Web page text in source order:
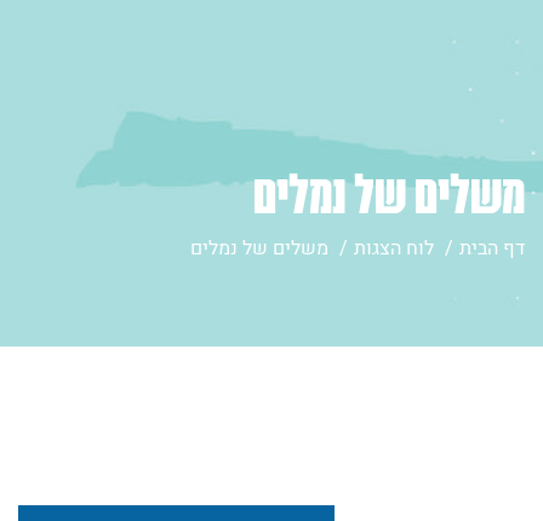
משלים של נמלים
דף הבית לוח הצגות משלים של נמלים